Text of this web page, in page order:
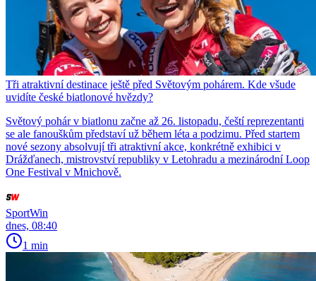
Tři atraktivní destinace ještě před Světovým pohárem. Kde všude
uvidíte české biatlonové hvězdy?
Světový pohár v biatlonu začne až 26. listopadu, čeští reprezentanti
se ale fanouškům představí už během léta a podzimu. Před startem
nové sezony absolvují tři atraktivní akce, konkrétně exhibici v
Drážďanech, mistrovství republiky v Letohradu a mezinárodní Loop
One Festival v Mnichově.
SportWin
dnes, 08:40
1 min